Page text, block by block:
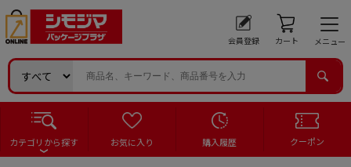
会員登録 カート メニュー
カテゴリから探す お気に入り 購入履歴 クーポン